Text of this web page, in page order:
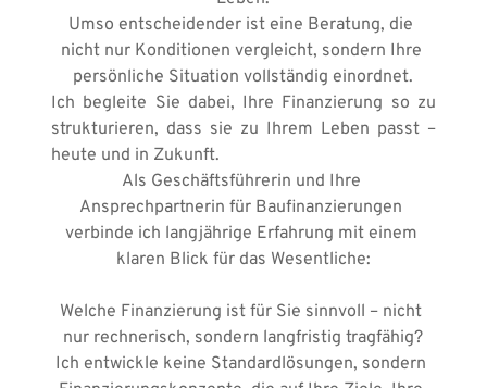
Umso entscheidender ist eine Beratung, die
nicht nur Konditionen vergleicht, sondern Ihre
persönliche Situation vollständig einordnet.
Ich begleite Sie dabei, Ihre Finanzierung so zu
strukturieren, dass sie zu Ihrem Leben passt –
heute und in Zukunft.
Als Geschäftsführerin und Ihre
Ansprechpartnerin für Baufinanzierungen
verbinde ich langjährige Erfahrung mit einem
klaren Blick für das Wesentliche:
Welche Finanzierung ist für Sie sinnvoll – nicht
nur rechnerisch, sondern langfristig tragfähig?
Ich entwickle keine Standardlösungen, sondern